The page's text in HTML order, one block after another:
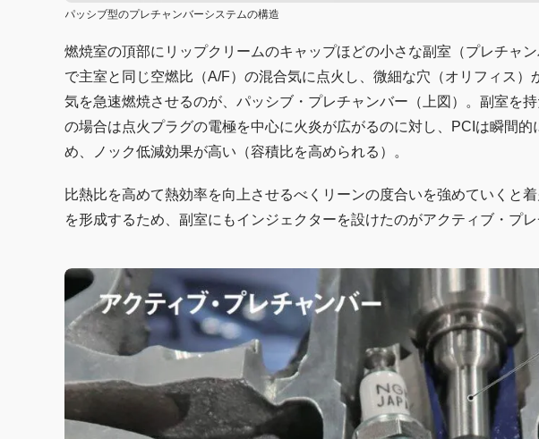
パッシブ型のプレチャンバーシステムの構造
燃焼室の頂部にリップクリームのキャップほどの小さな副室（プレチャ
で主室と同じ空燃比（A/F）の混合気に点火し、微細な穴（オリフィス
気を急速燃焼させるのが、パッシブ・プレチャンバー（上図）。副室を
の場合は点火プラグの電極を中心に火炎が広がるのに対し、PCIは瞬間
め、ノック低減効果が高い（容積比を高められる）。
比熱比を高めて熱効率を向上させるべくリーンの度合いを強めていくと
を形成するため、副室にもインジェクターを設けたのがアクティブ・プレ